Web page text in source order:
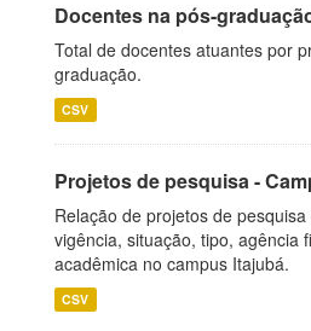
Docentes na pós-
Total de docentes atuantes por
graduação.
CSV
Projetos de pesquisa -
Relação de projetos de
vigência, situação, tipo, agência
acadêmica no campus Itajubá.
CSV